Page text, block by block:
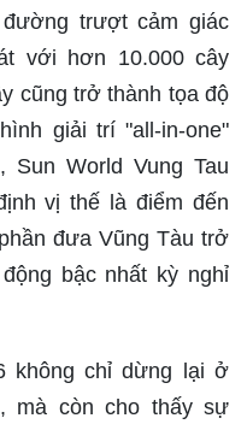
trượt cảm giác
với hơn 10.000 cây
cũng trở thành tọa độ
giải trí "all-in-one"
World Vung Tau
vị thế là điểm đến
đưa Vũng Tàu trở
bậc nhất kỳ nghỉ
không chỉ dừng lại ở
mà còn cho thấy sự